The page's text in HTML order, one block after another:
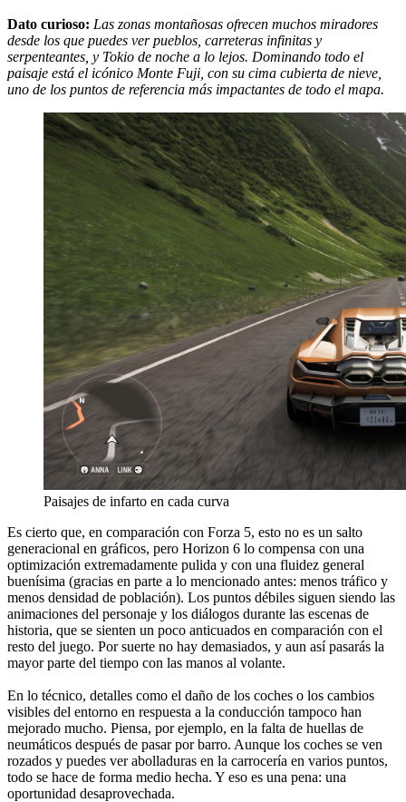
Dato curioso: Las zonas montañosas ofrecen muchos miradores
desde los que puedes ver pueblos, carreteras infinitas y
serpenteantes, y Tokio de noche a lo lejos. Dominando todo el
paisaje está el icónico Monte Fuji, con su cima cubierta de nieve,
uno de los puntos de referencia más impactantes de todo el mapa.
Paisajes de infarto en cada curva
Es cierto que, en comparación con Forza 5, esto no es un salto
generacional en gráficos, pero Horizon 6 lo compensa con una
optimización extremadamente pulida y con una fluidez general
buenísima (gracias en parte a lo mencionado antes: menos tráfico y
menos densidad de población). Los puntos débiles siguen siendo las
animaciones del personaje y los diálogos durante las escenas de
historia, que se sienten un poco anticuados en comparación con el
resto del juego. Por suerte no hay demasiados, y aun así pasarás la
mayor parte del tiempo con las manos al volante.
En lo técnico, detalles como el daño de los coches o los cambios
visibles del entorno en respuesta a la conducción tampoco han
mejorado mucho. Piensa, por ejemplo, en la falta de huellas de
neumáticos después de pasar por barro. Aunque los coches se ven
rozados y puedes ver abolladuras en la carrocería en varios puntos,
todo se hace de forma medio hecha. Y eso es una pena: una
oportunidad desaprovechada.